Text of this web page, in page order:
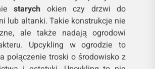
starych okien czy drzwi do
lub altanki. Takie konstrukcje nie
ale także nadają ogrodowi
Upcykling w ogrodzie to
połączenie troski o środowisko z